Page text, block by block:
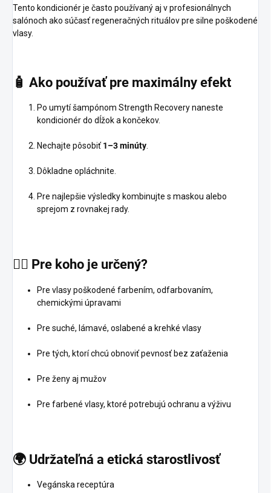
Tento kondicionér je často používaný aj v profesionálnych
salónoch ako súčasť regeneračných rituálov pre silne poškodené
vlasy.
🧴 Ako používať pre maximálny efekt
Po umytí šampónom Strength Recovery naneste
kondicionér do dĺžok a končekov.
Nechajte pôsobiť 1–3 minúty.
Dôkladne opláchnite.
Pre najlepšie výsledky kombinujte s maskou alebo
sprejom z rovnakej rady.
💁‍♀️ Pre koho je určený?
Pre vlasy poškodené farbením, odfarbovaním,
chemickými úpravami
Pre suché, lámavé, oslabené a krehké vlasy
Pre tých, ktorí chcú obnoviť pevnosť bez zaťaženia
Pre ženy aj mužov
Pre farbené vlasy, ktoré potrebujú ochranu a výživu
🌍 Udržateľná a etická starostlivosť
Vegánska receptúra